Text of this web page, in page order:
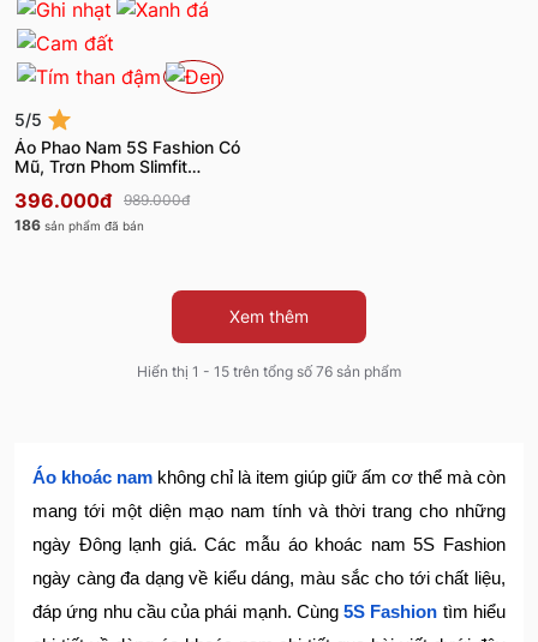
5/5
Áo Phao Nam 5S Fashion Có
Mũ, Trơn Phom Slimfit
396.000đ
989.000đ
186 sản phẩm đã bán
Xem thêm
Hiển thị 1 - 15 trên tổng số 76 sản phẩm
Áo khoác nam không chỉ là item giúp giữ ấm cơ thể mà còn
mang tới một diện mạo nam tính và thời trang cho những
ngày Đông lạnh giá. Các mẫu áo khoác nam 5S Fashion
ngày càng đa dạng về kiểu dáng, màu sắc cho tới chất liệu,
đáp ứng nhu cầu của phái mạnh. Cùng5S Fashion tìm hiểu